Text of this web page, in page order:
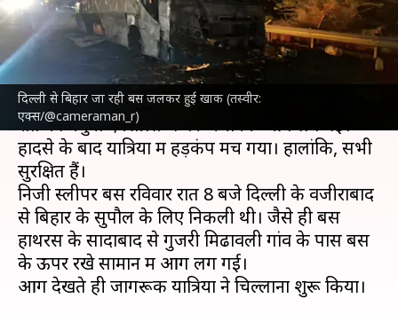
दिल्ली से बिहार जा रही बस जलकर हुई खाक (तस्वीर:
एक्स/@cameraman_r)
लेखन Nov 04, 2024 09:23 am
दिल्लीसेबिहारजा रही एक डबल डेकर बस में रविवार
रात को यमुना एक्सप्रेस-वे पर अचानक आग लग गई।
हादसे के बाद यात्रियों में हड़कंप मच गया। हालांकि, सभी
सुरक्षित हैं।
निजी स्लीपर बस रविवार रात 8 बजे दिल्ली के वजीराबाद
से बिहार के सुपौल के लिए निकली थी। जैसे ही बस
हाथरस के सादाबाद से गुजरी मिढावली गांव के पास बस
के ऊपर रखे सामान में आग लग गई।